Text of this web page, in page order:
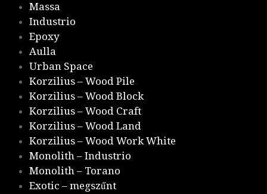
Massa
Industrio
Epoxy
Aulla
Urban Space
Korzilius – Wood Pile
Korzilius – Wood Block
Korzilius – Wood Craft
Korzilius – Wood Land
Korzilius – Wood Work White
Monolith – Industrio
Monolith – Torano
Exotic – megszűnt